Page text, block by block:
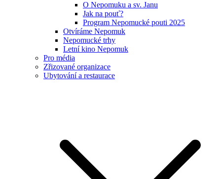
O Nepomuku a sv. Janu
Jak na pouť?
Program Nepomucké pouti 2025
Otvíráme Nepomuk
Nepomucké trhy
Letní kino Nepomuk
Pro média
Zřizované organizace
Ubytování a restaurace